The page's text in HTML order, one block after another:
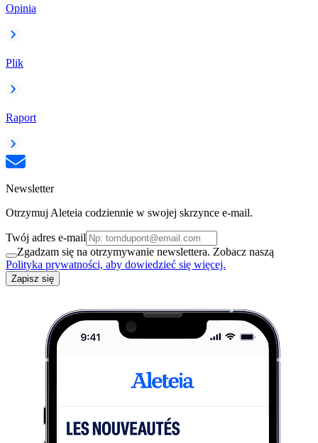
Opinia
Plik
Raport
Newsletter
Otrzymuj Aleteia codziennie w swojej skrzynce e-mail.
Twój adres e-mail
Zgadzam się na otrzymywanie newslettera. Zobacz naszą
Polityka prywatności, aby dowiedzieć się więcej.
Zapisz się